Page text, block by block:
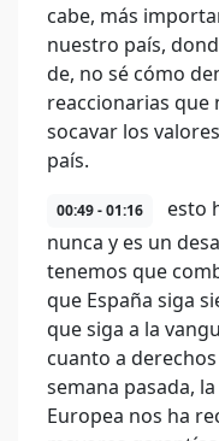
cabe, más
nuestro país,
de, no sé cómo
reaccionarias que
socavar los
país.
00:49 - 01:16
esto
nunca y es un
tenemos que
que España siga
que siga a la
cuanto a
semana pasada,
Europea nos ha